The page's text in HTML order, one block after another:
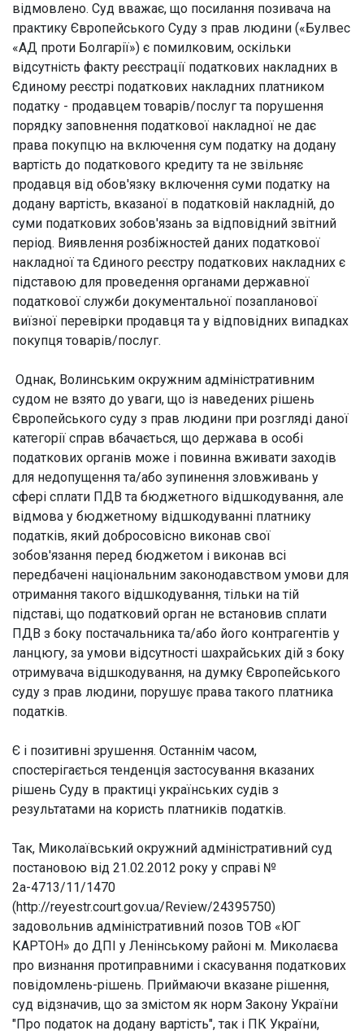
відмовлено. Суд вважає, що посилання позивача на
практику Європейського Суду з прав людини («Булвес
«АД проти Болгарії») є помилковим, оскільки
відсутність факту реєстрації податкових накладних в
Єдиному реєстрі податкових накладних платником
податку - продавцем товарів/послуг та порушення
порядку заповнення податкової накладної не дає
права покупцю на включення сум податку на додану
вартість до податкового кредиту та не звільняє
продавця від обов'язку включення суми податку на
додану вартість, вказаної в податковій накладній, до
суми податкових зобов'язань за відповідний звітний
період. Виявлення розбіжностей даних податкової
накладної та Єдиного реєстру податкових накладних є
підставою для проведення органами державної
податкової служби документальної позапланової
виїзної перевірки продавця та у відповідних випадках
покупця товарів/послуг.
Однак, Волинським окружним адміністративним
судом не взято до уваги, що із наведених рішень
Європейського суду з прав людини при розгляді даної
категорії справ вбачається, що держава в особі
податкових органів може і повинна вживати заходів
для недопущення та/або зупинення зловживань у
сфері сплати ПДВ та бюджетного відшкодування, але
відмова у бюджетному відшкодуванні платнику
податків, який добросовісно виконав свої
зобов'язання перед бюджетом і виконав всі
передбачені національним законодавством умови для
отримання такого відшкодування, тільки на тій
підставі, що податковий орган не встановив сплати
ПДВ з боку постачальника та/або його контрагентів у
ланцюгу, за умови відсутності шахрайських дій з боку
отримувача відшкодування, на думку Європейського
суду з прав людини, порушує права такого платника
податків.
Є і позитивні зрушення. Останнім часом,
спостерігається тенденція застосування вказаних
рішень Суду в практиці українських судів з
результатами на користь платників податків.
Так, Миколаївський окружний адміністративний суд
постановою від 21.02.2012 року у справі №
2а-4713/11/1470
(http://reyestr.court.gov.ua/Review/24395750)
задовольнив адміністративний позов ТОВ «ЮГ
КАРТОН» до ДПІ у Ленінському районі м. Миколаєва
про визнання протиправними і скасування податкових
повідомлень-рішень. Приймаючи вказане рішення,
суд відзначив, що за змістом як норм Закону України
"Про податок на додану вартість", так і ПК України,